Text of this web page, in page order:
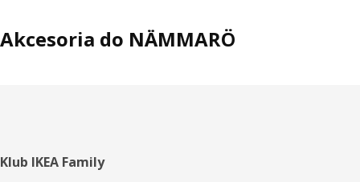
Akcesoria do NÄMMARÖ
Stopka
Klub IKEA Family